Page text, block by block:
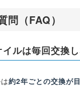
問（FAQ）
ルは毎回交換
約2年ごとの交換が